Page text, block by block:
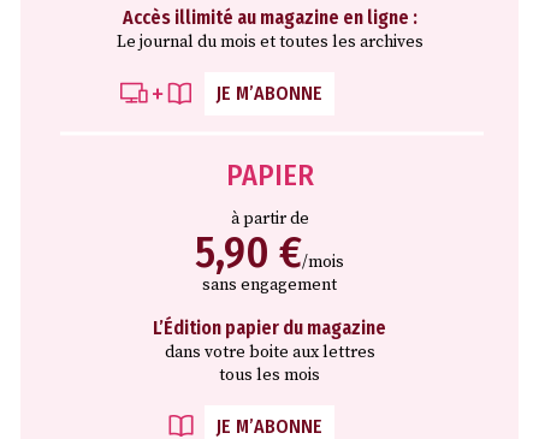
Accès illimité au magazine en ligne :
Le journal du mois et toutes les archives
JE M’ABONNE
PAPIER
à partir de
5,90 €/mois
sans engagement
L’Édition papier du magazine
dans votre boite aux lettres
tous les mois
JE M’ABONNE